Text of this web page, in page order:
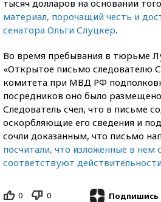
тысяч долларов на основании
материал, порочащий честь и
сенатора Ольги Слуцкер.
Во время пребывания в тюрьме
«Открытое письмо следователю
комитета при МВД РФ
посредников оно было
Следователь счел, что в письме
оскорбляющие его сведения и
сочли доказанным, что письмо
посчитали, что изложенные в нем
соответствуют действительности
0 0 Подпишись